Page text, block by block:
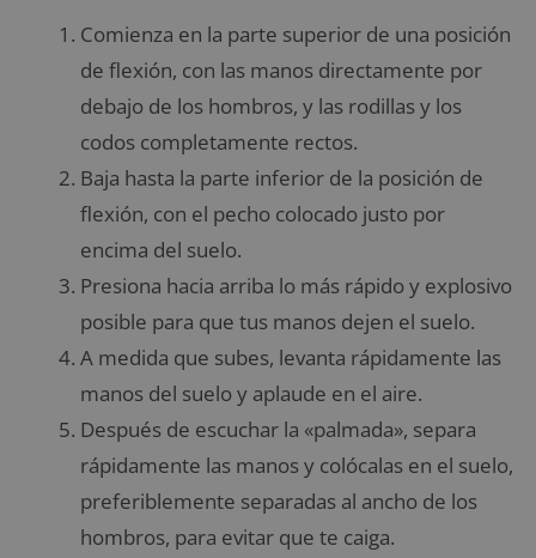
Comienza en la parte superior de una posición
de flexión, con las manos directamente por
debajo de los hombros, y las rodillas y los
codos completamente rectos.
Baja hasta la parte inferior de la posición de
flexión, con el pecho colocado justo por
encima del suelo.
Presiona hacia arriba lo más rápido y explosivo
posible para que tus manos dejen el suelo.
A medida que subes, levanta rápidamente las
manos del suelo y aplaude en el aire.
Después de escuchar la «palmada», separa
rápidamente las manos y colócalas en el suelo,
preferiblemente separadas al ancho de los
hombros, para evitar que te caiga.